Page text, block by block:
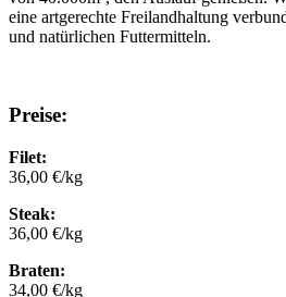
eine artgerechte Freilandhaltung
und natürlichen Futtermitteln.
Preise:
Filet:
36,00 €/kg
Steak:
36,00 €/kg
Braten:
34,00 €/kg